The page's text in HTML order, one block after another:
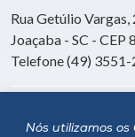
Nós utilizamos
Rua Getúlio
Joaçaba - SC -
Telefone (49)
Siga a